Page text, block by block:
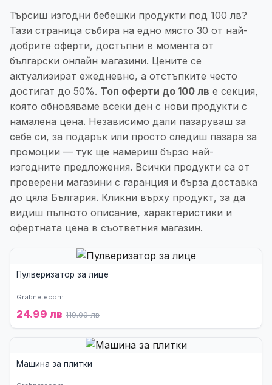
Търсиш изгодни бебешки продукти под 100 лв?
Тази страница събира на едно място 30 от най-
добрите оферти, достъпни в момента от
български онлайн магазини. Цените се
актуализират ежедневно, а отстъпките често
достигат до 50%. Топ оферти до 100 лв е секция,
която обновяваме всеки ден с нови продукти с
намалена цена. Независимо дали пазаруваш за
себе си, за подарък или просто следиш пазара за
промоции — тук ще намериш бързо най-
изгодните предложения. Всички продукти са от
проверени магазини с гаранция и бърза доставка
до цяла България. Кликни върху продукт, за да
видиш пълното описание, характеристики и
офертната цена в съответния магазин.
Пулверизатор за лице
Grabnetecom
24.99 лв 119.00 лв
Машина за плитки